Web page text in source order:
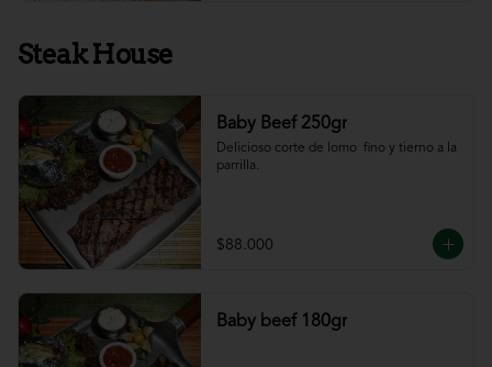
Steak House
Baby Beef 250gr
Delicioso corte de lomo  fino y tierno a la
parrilla.
$88.000
Baby beef 180gr